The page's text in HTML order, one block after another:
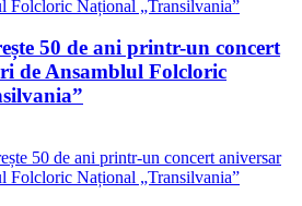
50 de ani printr-un concert
de Ansamblul Folcloric